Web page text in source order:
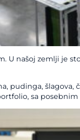
U našoj zemlji je
pudinga,
sa